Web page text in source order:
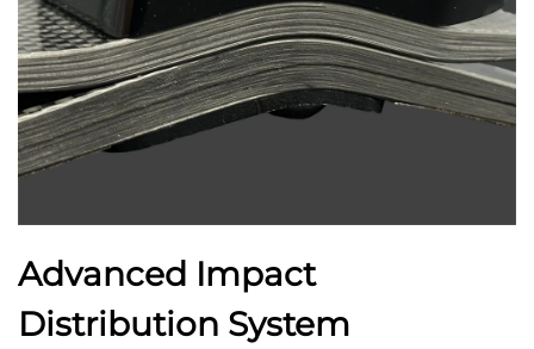
Advanced Impact
Distribution System